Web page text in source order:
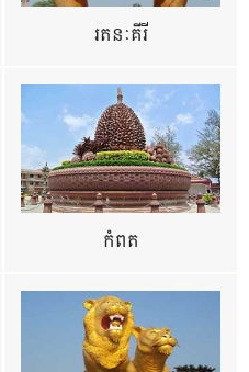
រតនៈគីរី
កំពត